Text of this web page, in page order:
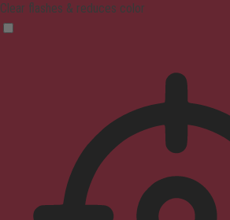
Clear flashes & reduces color